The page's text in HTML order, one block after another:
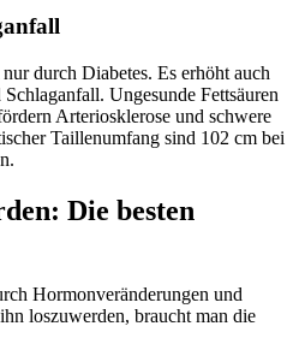
durch Diabetes. Es erhöht auch
Ungesunde Fettsäuren
Arteriosklerose und schwere
Taillenumfang sind 102 cm bei
Die besten
Hormonveränderungen und
loszuwerden, braucht man die